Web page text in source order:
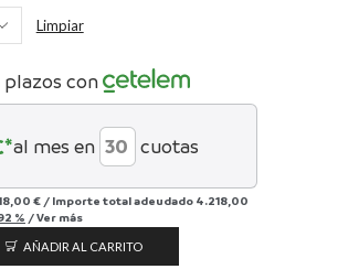
Limpiar
plazos con
al mes en cuotas
€ / Importe total adeudado 4.218,00
% /Ver más
AÑADIR AL CARRITO